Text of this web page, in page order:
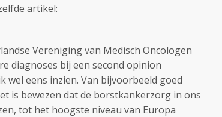
artikel:
Vereniging van Medisch Oncologen
diagnoses bij een second opinion
wel eens inzien. Van bijvoorbeeld goed
is bewezen dat de borstkankerzorg in ons
tot het hoogste niveau van Europa